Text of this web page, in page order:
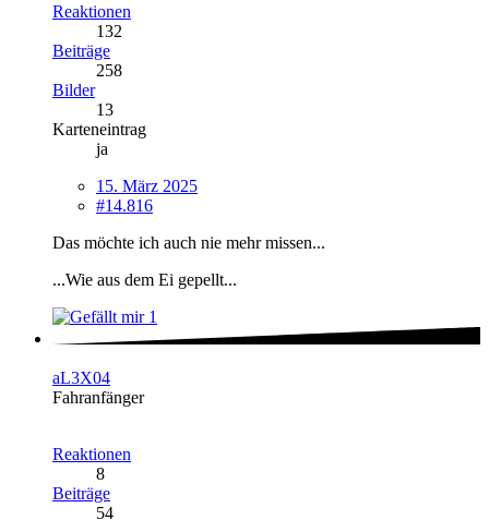
Reaktionen
132
Beiträge
258
Bilder
13
Karteneintrag
ja
15. März 2025
#14.816
Das möchte ich auch nie mehr missen...
...Wie aus dem Ei gepellt...
1
aL3X04
Fahranfänger
Reaktionen
8
Beiträge
54